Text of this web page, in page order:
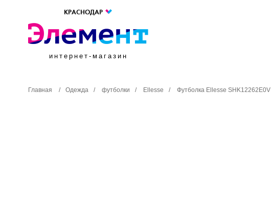
КРАСНОДАР
интернет-магазин
Главная / Одежда / футболки / Ellesse / Футболка Ellesse SHK12262E0V